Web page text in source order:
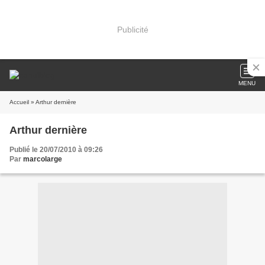
Publicité
MENU
Accueil » Arthur dernière
Arthur dernière
Publié le 20/07/2010 à 09:26
Par marcolarge